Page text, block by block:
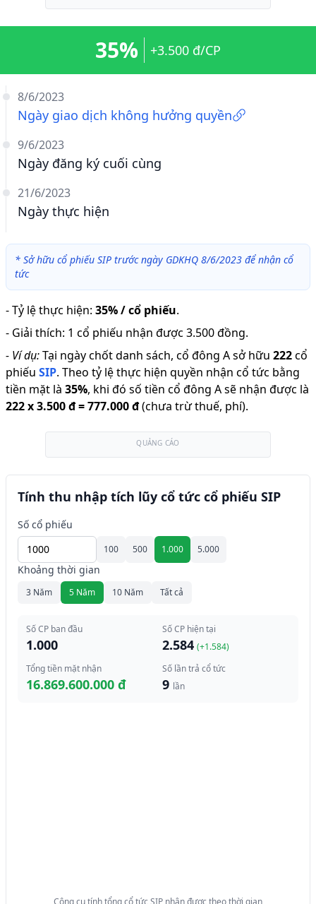
8/6/2023
Ngày giao dịch không hưởng quyền
9/6/2023
Ngày đăng ký cuối cùng
21/6/2023
Ngày thực hiện
35% +3.500 đ/CP
* Sở hữu cổ phiếu SIP trước ngày GDKHQ 8/6/2023 để nhận cổ
tức
-Tỷ lệ thực hiện: 35% / cổ phiếu.
- Giải thích: 1 cổ phiếu nhận được 3.500 đồng.
- Ví dụ:Tại ngày chốt danh sách, cổ đông A sở hữu 222cổ
phiếu SIP. Theo tỷ lệ thực hiện quyền nhận cổ tức bằng
tiền mặt là 35%, khi đó số tiền cổ đông A sẽ nhận được là
222x3.500 đ=777.000 đ(chưa trừ thuế, phí).
QUẢNG CÁO
Tính thu nhập tích lũy cổ tức cổ phiếu SIP
Số cổ phiếu
100 500 1.000 5.000
Khoảng thời gian
3 Năm 5 Năm 10 Năm Tất cả
Số CP ban đầu
1.000
Số CP hiện tại
2.584 (+1.584)
Tổng tiền mặt nhận
16.869.600.000 đ
Số lần trả cổ tức
9 lần
Công cụ tính tổng cổ tức SIP nhận được theo thời gian